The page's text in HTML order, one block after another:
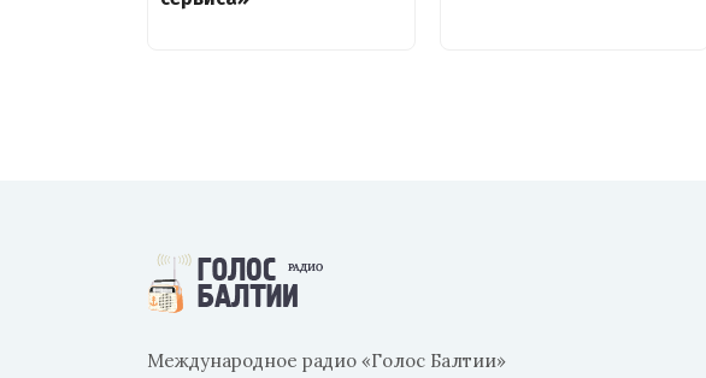
Международное радио «Голос Балтии»